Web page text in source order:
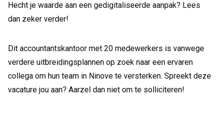
Hecht je waarde aan een gedigitaliseerde aanpak? Lees
dan zeker verder!
Dit accountantskantoor met 20 medewerkers is vanwege
verdere uitbreidingsplannen op zoek naar een ervaren
collega om hun team in Ninove te versterken. Spreekt deze
vacature jou aan? Aarzel dan niet om te solliciteren!